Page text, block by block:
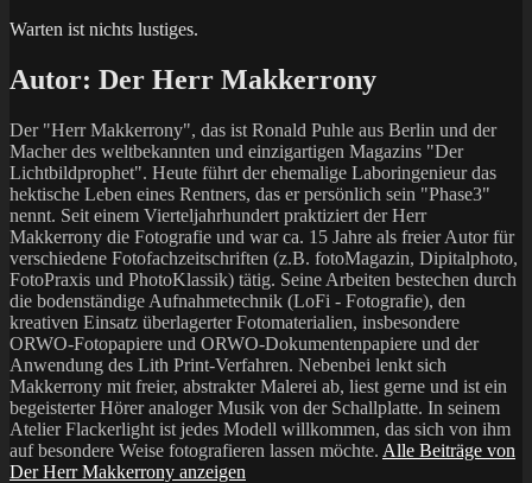
Warten ist nichts lustiges.
Autor: Der Herr Makkerrony
Der "Herr Makkerrony", das ist Ronald Puhle aus Berlin und der
Macher des weltbekannten und einzigartigen Magazins "Der
Lichtbildprophet". Heute führt der ehemalige Laboringenieur das
hektische Leben eines Rentners, das er persönlich sein "Phase3"
nennt. Seit einem Vierteljahrhundert praktiziert der Herr
Makkerrony die Fotografie und war ca. 15 Jahre als freier Autor für
verschiedene Fotofachzeitschriften (z.B. fotoMagazin, Dipitalphoto,
FotoPraxis und PhotoKlassik) tätig. Seine Arbeiten bestechen durch
die bodenständige Aufnahmetechnik (LoFi - Fotografie), den
kreativen Einsatz überlagerter Fotomaterialien, insbesondere
ORWO-Fotopapiere und ORWO-Dokumentenpapiere und der
Anwendung des Lith Print-Verfahren. Nebenbei lenkt sich
Makkerrony mit freier, abstrakter Malerei ab, liest gerne und ist ein
begeisterter Hörer analoger Musik von der Schallplatte. In seinem
Atelier Flackerlight ist jedes Modell willkommen, das sich von ihm
auf besondere Weise fotografieren lassen möchte. Alle Beiträge von
Der Herr Makkerrony anzeigen